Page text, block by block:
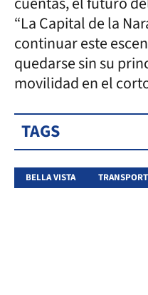
“La Capital de la
continuar este
quedarse sin su
movilidad en el
TAGS
BELLA VISTA